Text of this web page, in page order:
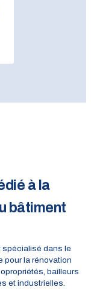
à la
bâtiment
dans le
la rénovation
bailleurs
et industrielles.